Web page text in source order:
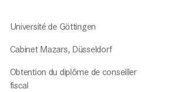
Université de Göttingen
Cabinet Mazars, Düsseldorf
Obtention du diplôme de conseiller
fiscal